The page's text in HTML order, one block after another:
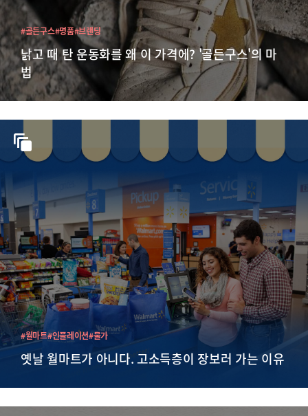
낡고 때 탄 운동화를 왜 이 가격에? '골든구스'의 마
법
#골든구스#명품#브랜딩
옛날 월마트가 아니다. 고소득층이 장보러 가는 이유
#월마트#인플레이션#물가